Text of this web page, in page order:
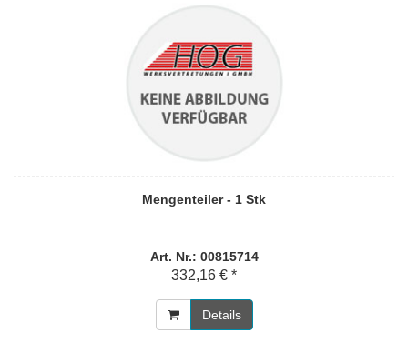
Mengenteiler - 1 Stk
Art. Nr.: 00815714
332,16 € *
Details